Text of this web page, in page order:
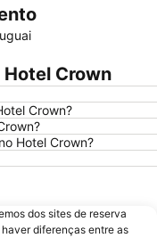
Crown
Crown?
Hotel Crown?
dos sites de reserva
diferenças entre as